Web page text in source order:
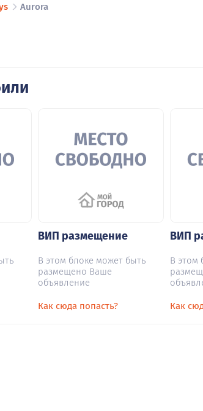
Aurora
ВИП размещение
В этом блоке может быть
размещено Ваше
объявление
Как сюда попасть?
ВИП
В этом
Как